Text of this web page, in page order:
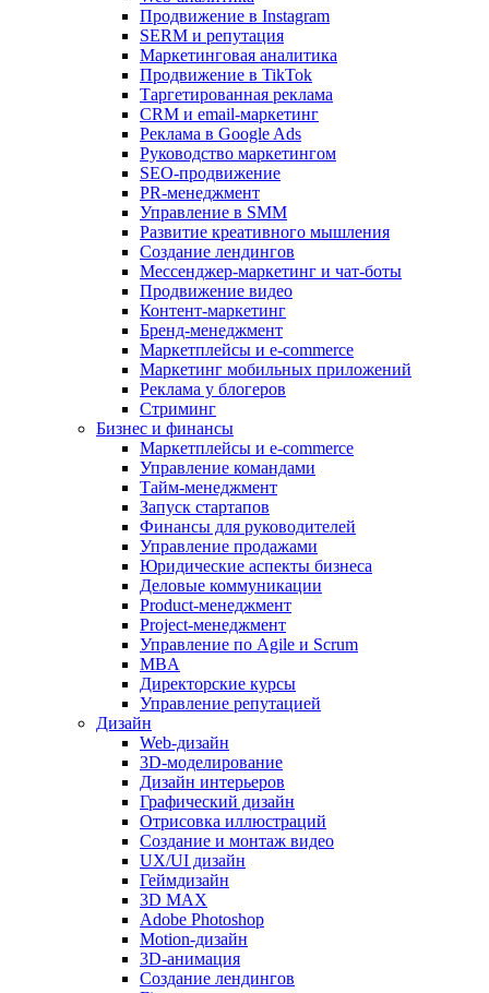
Продвижение в Instagram
SERM и репутация
Маркетинговая аналитика
Продвижение в TikTok
Таргетированная реклама
CRM и email-маркетинг
Реклама в Google Ads
Руководство маркетингом
SEO-продвижение
PR-менеджмент
Управление в SMM
Развитие креативного мышления
Создание лендингов
Мессенджер-маркетинг и чат-боты
Продвижение видео
Контент-маркетинг
Бренд-менеджмент
Маркетплейсы и e-commerce
Маркетинг мобильных приложений
Реклама у блогеров
Стриминг
Бизнес и финансы
Маркетплейсы и e-commerce
Управление командами
Тайм-менеджмент
Запуск стартапов
Финансы для руководителей
Управление продажами
Юридические аспекты бизнеса
Деловые коммуникации
Product-менеджмент
Project-менеджмент
Управление по Agile и Scrum
MBA
Директорские курсы
Управление репутацией
Дизайн
Web-дизайн
3D-моделирование
Дизайн интерьеров
Графический дизайн
Отрисовка иллюстраций
Создание и монтаж видео
UX/UI дизайн
Геймдизайн
3D MAX
Adobe Photoshop
Motion-дизайн
3D-анимация
Создание лендингов